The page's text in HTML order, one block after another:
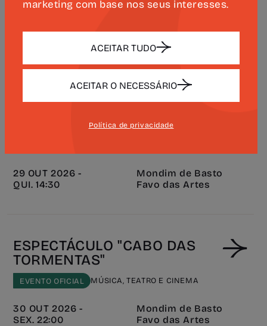
PRÓXIMOS EVENTOS
TORMENTAS"
29 OUT 2026 -
QUI. 14:30
Mondim de Basto
Favo das Artes
ESPECTÁCULO "CABO DAS
TORMENTAS"
EVENTO OFICIAL MÚSICA, TEATRO E CINEMA
30 OUT 2026 -
SEX. 22:00
Mondim de Basto
Favo das Artes
marketing com base nos seus interesses.
ACEITAR TUDO
ACEITAR O NECESSÁRIO
Política de privacidade